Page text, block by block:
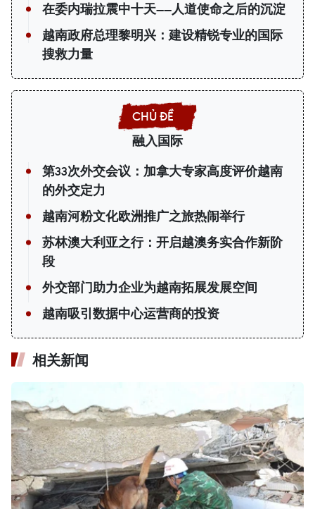
在委内瑞拉震中十天——人道使命之后的沉淀
越南政府总理黎明兴：建设精锐专业的国际
搜救力量
融入国际
第33次外交会议：加拿大专家高度评价越南
的外交定力
越南河粉文化欧洲推广之旅热闹举行
苏林澳大利亚之行：开启越澳务实合作新阶
段
外交部门助力企业为越南拓展发展空间
越南吸引数据中心运营商的投资
相关新闻